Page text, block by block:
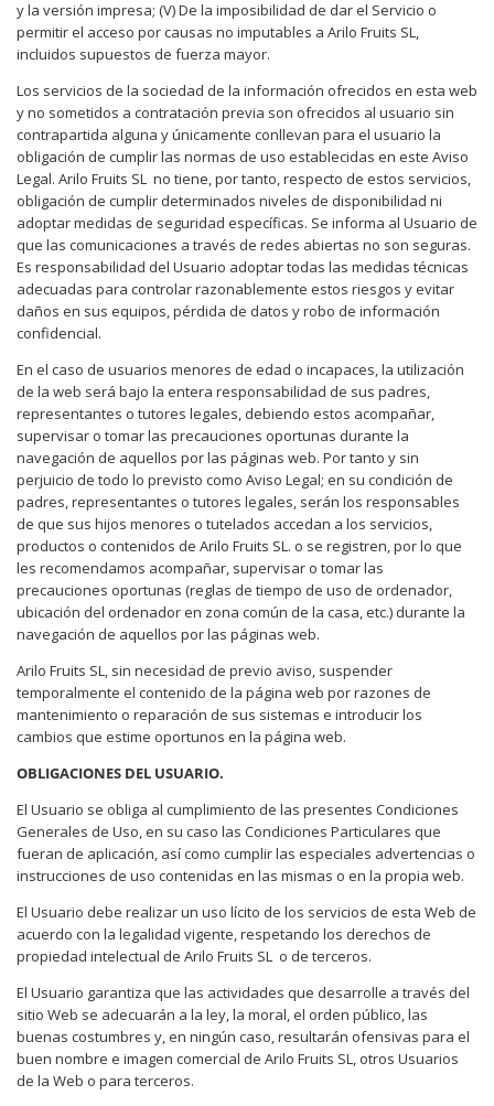
y la versión impresa; (V) De la imposibilidad de dar el Servicio o
permitir el acceso por causas no imputables a Arilo Fruits SL,
incluidos supuestos de fuerza mayor.
Los servicios de la sociedad de la información ofrecidos en esta web
y no sometidos a contratación previa son ofrecidos al usuario sin
contrapartida alguna y únicamente conllevan para el usuario la
obligación de cumplir las normas de uso establecidas en este Aviso
Legal. Arilo Fruits SL no tiene, por tanto, respecto de estos servicios,
obligación de cumplir determinados niveles de disponibilidad ni
adoptar medidas de seguridad específicas. Se informa al Usuario de
que las comunicaciones a través de redes abiertas no son seguras.
Es responsabilidad del Usuario adoptar todas las medidas técnicas
adecuadas para controlar razonablemente estos riesgos y evitar
daños en sus equipos, pérdida de datos y robo de información
confidencial.
En el caso de usuarios menores de edad o incapaces, la utilización
de la web será bajo la entera responsabilidad de sus padres,
representantes o tutores legales, debiendo estos acompañar,
supervisar o tomar las precauciones oportunas durante la
navegación de aquellos por las páginas web. Por tanto y sin
perjuicio de todo lo previsto como Aviso Legal; en su condición de
padres, representantes o tutores legales, serán los responsables
de que sus hijos menores o tutelados accedan a los servicios,
productos o contenidos de Arilo Fruits SL. o se registren, por lo que
les recomendamos acompañar, supervisar o tomar las
precauciones oportunas (reglas de tiempo de uso de ordenador,
ubicación del ordenador en zona común de la casa, etc.) durante la
navegación de aquellos por las páginas web.
Arilo Fruits SL, sin necesidad de previo aviso, suspender
temporalmente el contenido de la página web por razones de
mantenimiento o reparación de sus sistemas e introducir los
cambios que estime oportunos en la página web.
OBLIGACIONES DEL USUARIO.
El Usuario se obliga al cumplimiento de las presentes Condiciones
Generales de Uso, en su caso las Condiciones Particulares que
fueran de aplicación, así como cumplir las especiales advertencias o
instrucciones de uso contenidas en las mismas o en la propia web.
El Usuario debe realizar un uso lícito de los servicios de esta Web de
acuerdo con la legalidad vigente, respetando los derechos de
propiedad intelectual de Arilo Fruits SL o de terceros.
El Usuario garantiza que las actividades que desarrolle a través del
sitio Web se adecuarán a la ley, la moral, el orden público, las
buenas costumbres y, en ningún caso, resultarán ofensivas para el
buen nombre e imagen comercial de Arilo Fruits SL, otros Usuarios
de la Web o para terceros.